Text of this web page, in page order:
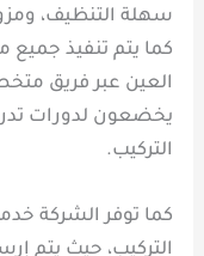
سهلة التنظيف،
كما يتم تنفيذ
العين عبر فريق
يخضعون لدورات
التركيب.
كما توفر الشركة
التركيب، حيث يتم